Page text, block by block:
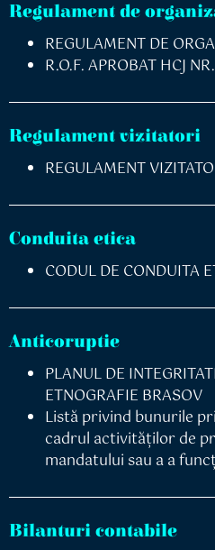
Regulament de
REGULAMENT DE
R.O.F. APROBAT HCJ
Regulament vizitatori
REGULAMENT
Conduita etica
CODUL DE CONDUITA
Anticoruptie
PLANUL DE
ETNOGRAFIE BRASOV
Listă privind bunurile
cadrul activităților de
mandatului sau a a
Bilanturi contabile